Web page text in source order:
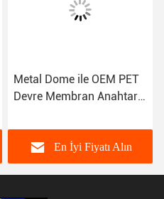
Metal Dome ile OEM PET
Devre Membran Anahtarı
En İyi Fiyatı Alın